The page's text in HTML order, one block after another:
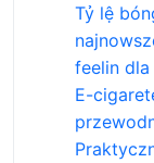
Tỷ lệ
feelin
E-